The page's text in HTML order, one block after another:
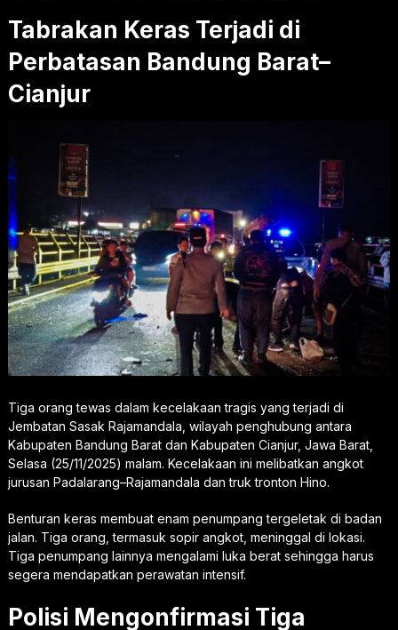
Tabrakan Keras Terjadi di
Perbatasan Bandung Barat–
Cianjur
Tiga orang tewas dalam kecelakaan tragis yang terjadi di
Jembatan Sasak Rajamandala, wilayah penghubung antara
Kabupaten Bandung Barat dan Kabupaten Cianjur, Jawa Barat,
Selasa (25/11/2025) malam. Kecelakaan ini melibatkan angkot
jurusan Padalarang–Rajamandala dan truk tronton Hino.
Benturan keras membuat enam penumpang tergeletak di badan
jalan. Tiga orang, termasuk sopir angkot, meninggal di lokasi.
Tiga penumpang lainnya mengalami luka berat sehingga harus
segera mendapatkan perawatan intensif.
Polisi Mengonfirmasi Tiga